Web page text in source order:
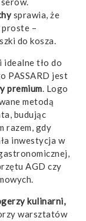
sprawia, że
–
do kosza.
idealne tło do
PASSARD jest
premium. Logo
metodą
budując
razem, gdy
inwestycja w
AGD czy
kulinarni,
warsztatów